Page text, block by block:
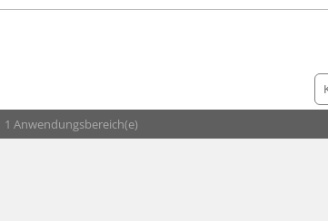
1 Anwendungsbereich(e)